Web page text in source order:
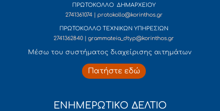
ΠΡΩΤΟΚΟΛΛΟ ΔΗΜΑΡΧΕΙΟΥ
2741361074 | protokollo@korinthos.gr
ΠΡΩΤΟΚΟΛΛΟ ΤΕΧΝΙΚΩΝ ΥΠΗΡΕΣΙΩΝ
2741362840 | grammateia_dtyp@korinthos.gr
Mέσω του συστήματος διαχείρισης αιτημάτων
Πατήστε εδώ
ΕΝΗΜΕΡΩΤΙΚΟ ΔΕΛΤΙΟ